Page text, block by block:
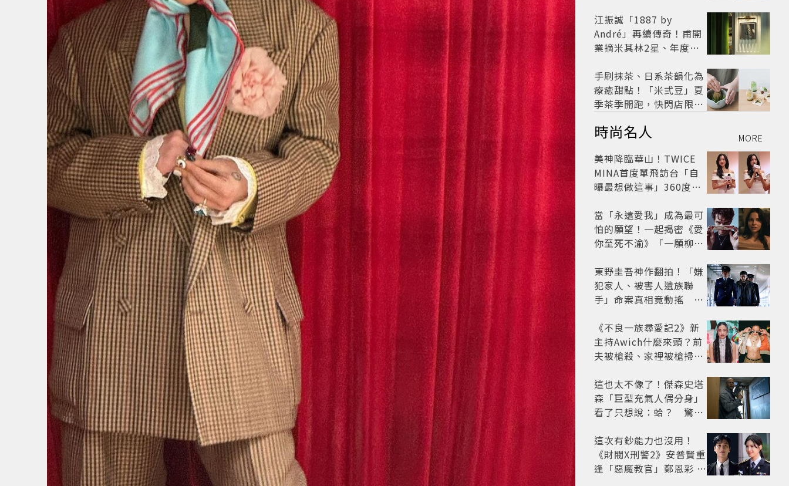
路
江振誠「1887 by
André」再續傳奇！甫開
業摘米其林2星、年度開
手刷抹茶、日系茶韻化為
療癒甜點！「米弎豆」夏
季茶季開跑，快閃店限定
時尚名人 MORE
美神降臨華山！TWICE
MINA首度單飛訪台「自
曝最想做這事」360度0
開
當「永遠愛我」成為最可
怕的願望！一起揭密《愛
你至死不渝》「一願柳」
路
東野圭吾神作翻拍！「嫌
犯家人、被害人遺族聯
手」命案真相竟動搖
框架展開
《不良一族尋愛記2》新
主持Awich什麼來頭？前
夫被槍殺、家裡被槍掃射
馬！
這也太不像了！傑森史塔
森「巨型充氣人偶分身」
看了只想說：蛤？ 驚喜
這次有鈔能力也沒用！
《財閥X刑警2》安普賢重
逢「惡魔教官」鄭恩彩 首